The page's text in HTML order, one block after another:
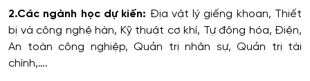
2.Các ngành học dự kiến: Địa vật lý giếng khoan, Thiết
bị và công nghệ hàn, Kỹ thuật cơ khí, Tự động hóa, Điện,
An toàn công nghiệp, Quản trị nhân sự, Quản trị tài
chính,….